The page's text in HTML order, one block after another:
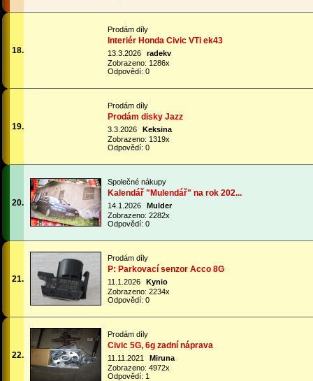
18.
Prodám díly
Interiér Honda Civic VTi ek43
13.3.2026
radekv
Zobrazeno: 1286x
Odpovědí: 0
19.
Prodám díly
Prodám disky Jazz
3.3.2026
Keksina
Zobrazeno: 1319x
Odpovědí: 0
20.
Společné nákupy
Kalendář "Mulendář" na rok 202...
14.1.2026
Mulder
Zobrazeno: 2282x
Odpovědí: 0
21.
Prodám díly
P: Parkovací senzor Acco 8G
11.1.2026
Kynio
Zobrazeno: 2234x
Odpovědí: 0
22.
Prodám díly
Civic 5G, 6g zadní náprava
11.11.2021
Miruna
Zobrazeno: 4972x
Odpovědí: 1